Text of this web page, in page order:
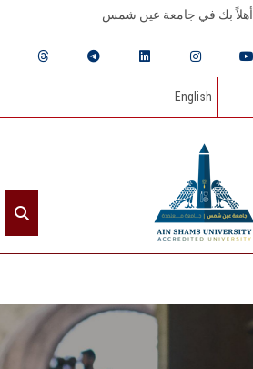
أهلاً بك في جامعة عين شمس
English
الرئيسيـة